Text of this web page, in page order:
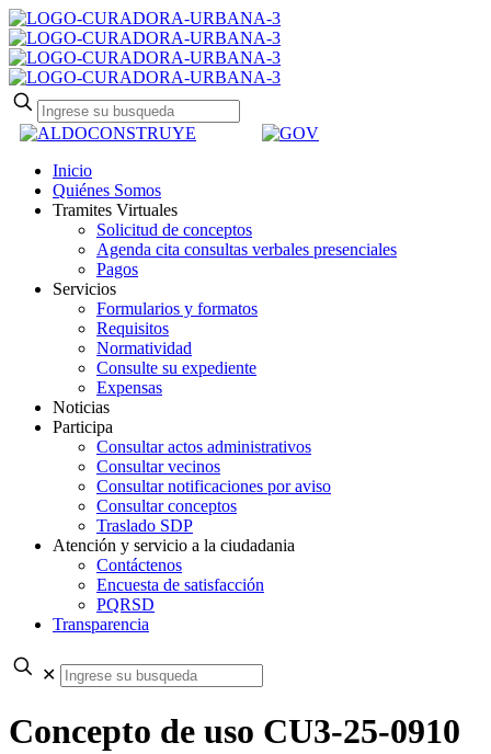
Inicio
Quiénes Somos
Tramites Virtuales
Solicitud de conceptos
Agenda cita consultas verbales presenciales
Pagos
Servicios
Formularios y formatos
Requisitos
Normatividad
Consulte su expediente
Expensas
Noticias
Participa
Consultar actos administrativos
Consultar vecinos
Consultar notificaciones por aviso
Consultar conceptos
Traslado SDP
Atención y servicio a la ciudadania
Contáctenos
Encuesta de satisfacción
PQRSD
Transparencia
✕
Concepto de uso CU3-25-0910